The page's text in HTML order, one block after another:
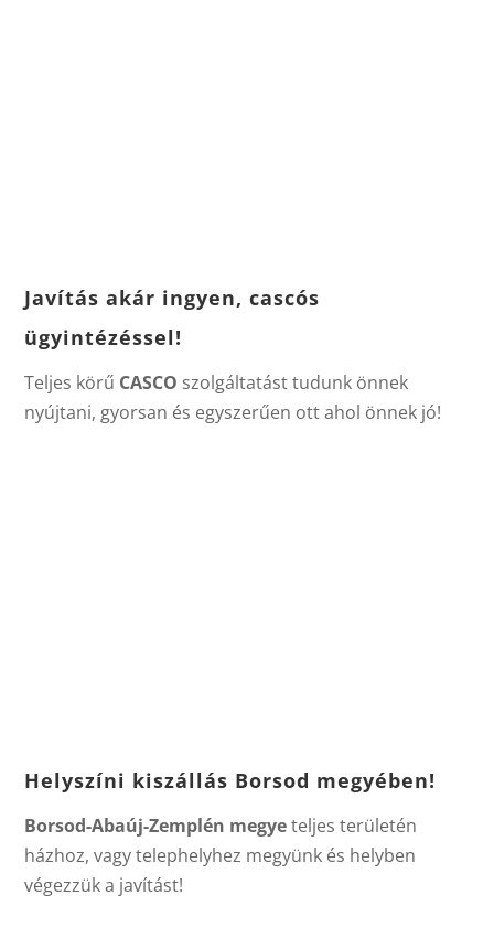
Javítás akár ingyen, cascós
ügyintézéssel!
Teljes körű CASCO szolgáltatást tudunk önnek
nyújtani, gyorsan és egyszerűen ott ahol önnek jó!
Helyszíni kiszállás Borsod megyében!
Borsod-Abaúj-Zemplén megyeteljes területén
házhoz, vagy telephelyhez megyünk és helyben
végezzük a javítást!